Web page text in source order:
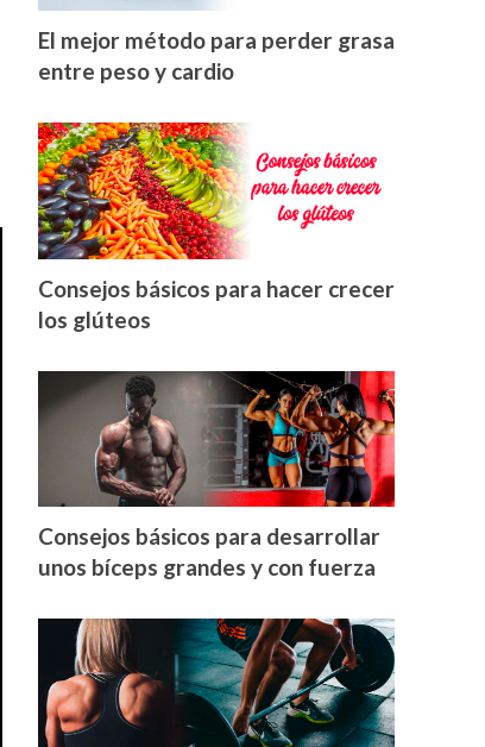
El mejor método para perder grasa
entre peso y cardio
Consejos básicos para hacer crecer
los glúteos
Consejos básicos para desarrollar
unos bíceps grandes y con fuerza